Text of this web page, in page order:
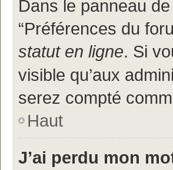
Dans le panneau
“Préférences du
statut en ligne. Si
visible qu’aux
serez compté
Haut
J’ai perdu mon